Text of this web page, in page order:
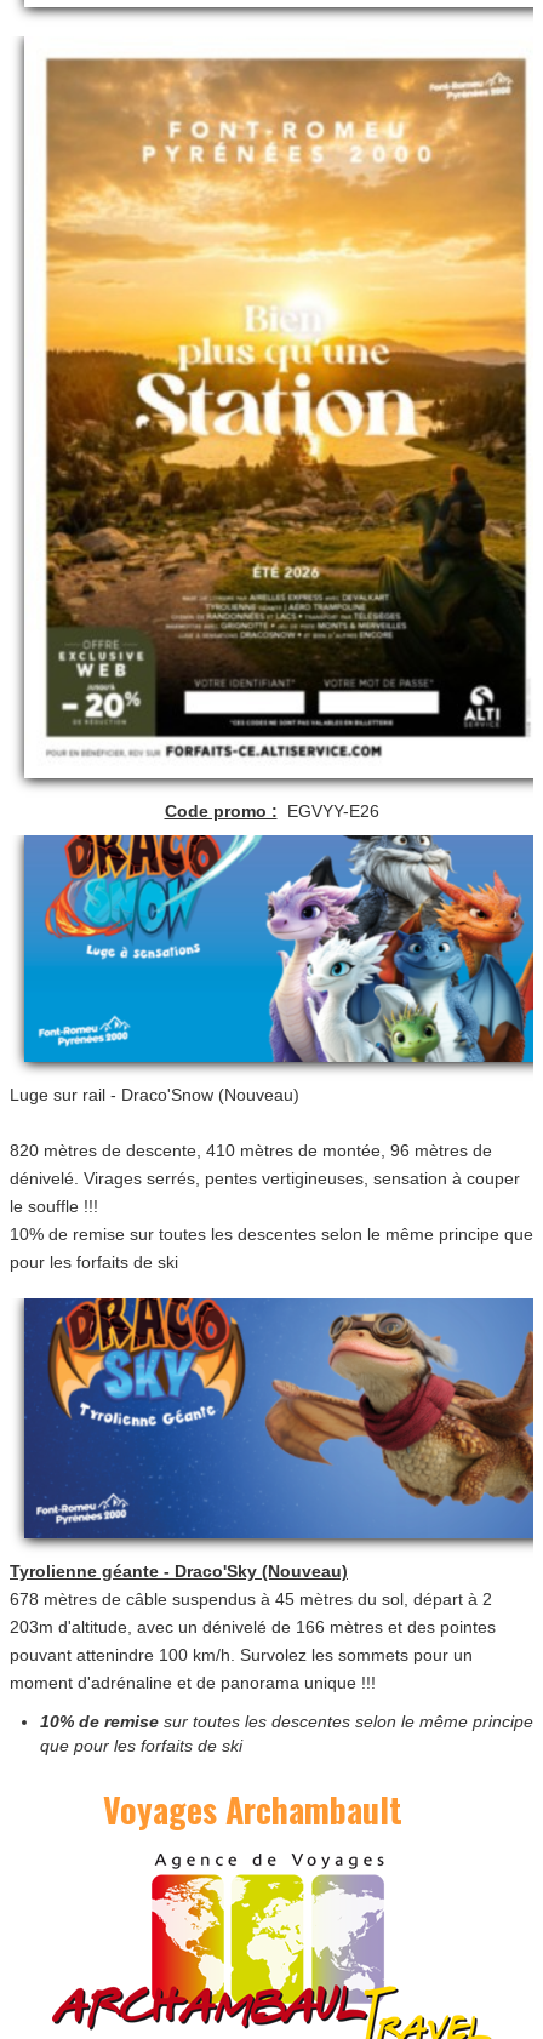
Code promo : EGVYY-E26
Luge sur rail - Draco'Snow (Nouveau)
820 mètres de descente, 410 mètres de montée, 96 mètres de
dénivelé. Virages serrés, pentes vertigineuses, sensation à couper
le souffle !!!
10% de remise sur toutes les descentes selon le même principe que
pour les forfaits de ski
Tyrolienne géante - Draco'Sky (Nouveau)
678 mètres de câble suspendus à 45 mètres du sol, départ à 2
203m d'altitude, avec un dénivelé de 166 mètres et des pointes
pouvant attenindre 100 km/h. Survolez les sommets pour un
moment d'adrénaline et de panorama unique !!!
10% de remise sur toutes les descentes selon le même principe
que pour les forfaits de ski
Voyages Archambault